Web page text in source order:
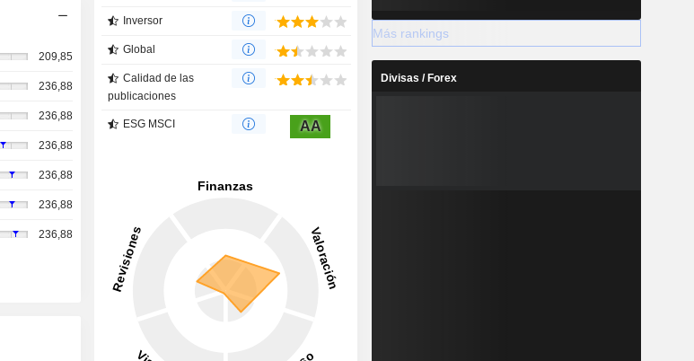
209,85
236,88
236,88
236,88
236,88
236,88
236,88
Inversor
Global
Calidad de las
publicaciones
ESG MSCI AA
Más rankings
Divisas / Forex